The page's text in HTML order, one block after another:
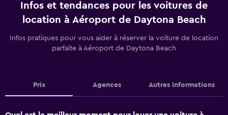
Infos et tendances pour les voitures de
location à Aéroport de Daytona Beach
Infos pratiques pour vous aider à réserver la voiture de location
parfaite à Aéroport de Daytona Beach
Prix Agences Autres informations